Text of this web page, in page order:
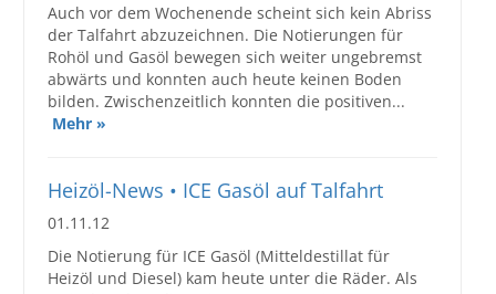
Auch vor dem Wochenende scheint sich kein Abriss
der Talfahrt abzuzeichnen. Die Notierungen für
Rohöl und Gasöl bewegen sich weiter ungebremst
abwärts und konnten auch heute keinen Boden
bilden. Zwischenzeitlich konnten die positiven...
Mehr »
Heizöl-News • ICE Gasöl auf Talfahrt
01.11.12
Die Notierung für ICE Gasöl (Mitteldestillat für
Heizöl und Diesel) kam heute unter die Räder. Als